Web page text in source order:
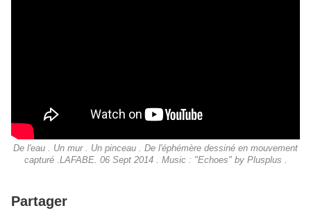
De l'eau . Un mur . Un pinceau . De l'éphémère dessiné en mouvement
capturé .LAFABE. 06 Sept 2014 . Music : "Echoes" by Plusplus .
Partager